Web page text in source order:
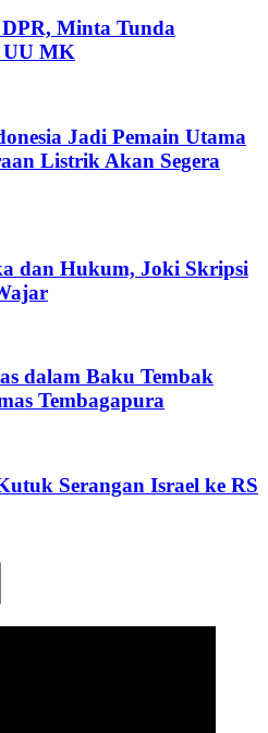
Minta Tunda
UU MK
Jadi Pemain Utama
Listrik Akan Segera
dan Hukum, Joki Skripsi
dalam Baku Tembak
Tembagapura
Serangan Israel ke RS